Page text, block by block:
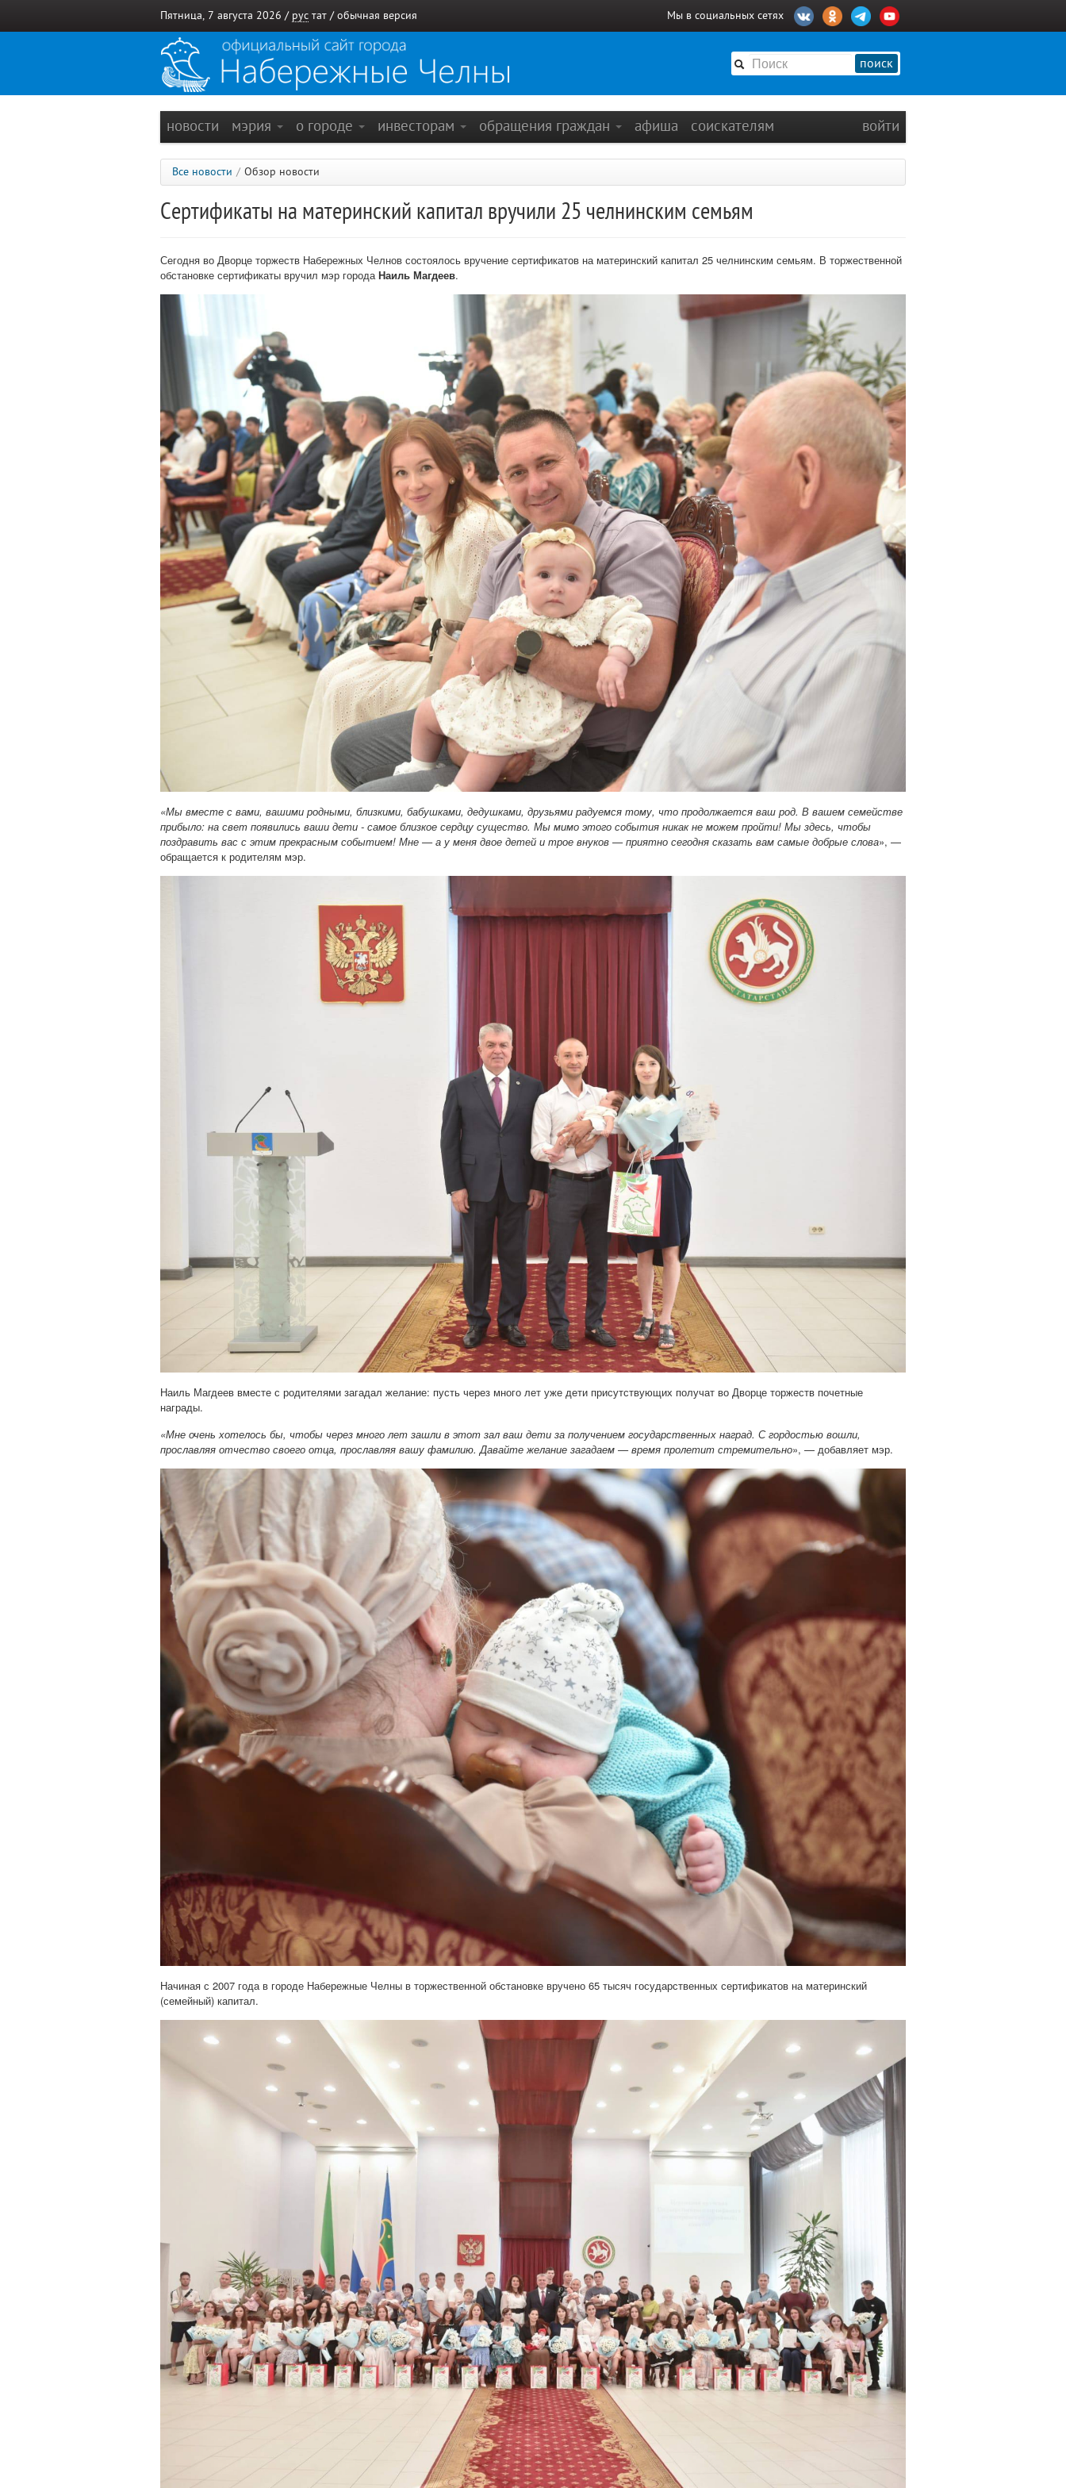
Пятница, 7 августа 2026 / рус тат / обычная версия Мы в социальных сетях
поиск
новости мэрия о городе инвесторам обращения граждан афиша соискателям войти
Все новости / Обзор новости
Сертификаты на материнский капитал вручили 25 челнинским семьям
Сегодня во Дворце торжеств Набережных Челнов состоялось вручение сертификатов на материнский капитал 25 челнинским семьям. В торжественной
обстановке сертификаты вручил мэр городаНаиль Магдеев.
«Мы вместе с вами, вашими родными, близкими, бабушками, дедушками, друзьями радуемся тому, что продолжается ваш род. В вашем семействе
прибыло: на свет появились ваши дети - самое близкое сердцу существо. Мы мимо этого события никак не можем пройти! Мы здесь, чтобы
поздравить вас с этим прекрасным событием! Мне —а у меня двое детей и трое внуков —приятно сегодня сказать вам самые добрые слова», —
обращается к родителям мэр.
Наиль Магдеев вместе с родителями загадал желание: пусть через много лет уже дети присутствующих получат во Дворце торжеств почетные
награды.
«Мне очень хотелось бы, чтобы через много лет зашли в этот зал ваш дети за получением государственных наград. С гордостью вошли,
прославляя отчество своего отца, прославляя вашу фамилию. Давайте желание загадаем — время пролетит стремительно», — добавляет мэр.
Начиная с 2007 года в городе Набережные Челны в торжественной обстановке вручено 65 тысяч государственных сертификатов на материнский
(семейный) капитал.